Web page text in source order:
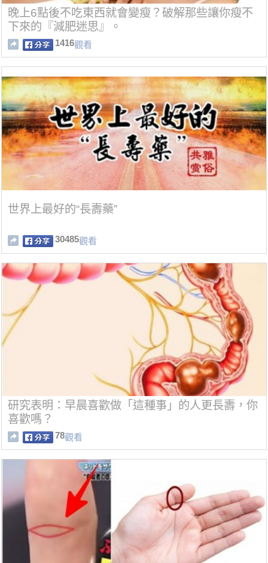
晚上6點後不吃東西就會變瘦？破解那些讓你瘦不
下來的『減肥迷思』。
1416觀看
世界上最好的“長壽藥”
30485觀看
研究表明：早晨喜歡做「這種事」的人更長壽，你
喜歡嗎？
78觀看